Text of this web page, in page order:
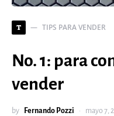
T TIPS PARA VENDER
No. 1: para
vender
by Fernando Pozzi mayo 7,